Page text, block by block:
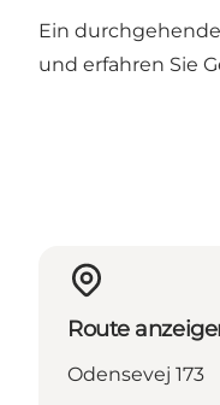
Ein
und erfahren Sie
Route
Odensevej 173